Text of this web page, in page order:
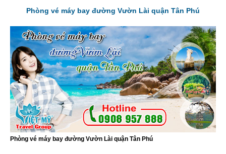
Phòng vé máy bay đường Vườn Lài quận Tân Phú
Phòng vé máy bay đường Vườn Lài quận Tân Phú